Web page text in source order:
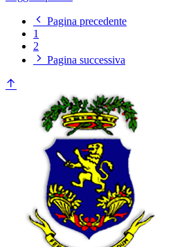
Pagina precedente
1
2
Pagina successiva